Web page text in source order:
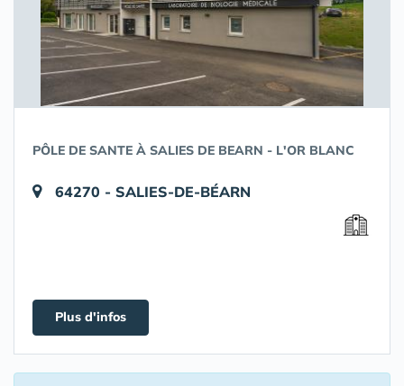
PÔLE DE SANTE À SALIES DE BEARN - L'OR BLANC
64270 - SALIES-DE-BÉARN
Plus d'infos